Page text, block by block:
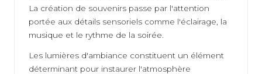
La création de souvenirs passe par l'attention
portée aux détails sensoriels comme l'éclairage, la
musique et le rythme de la soirée.
Les lumières d'ambiance constituent un élément
déterminant pour instaurer l'atmosphère